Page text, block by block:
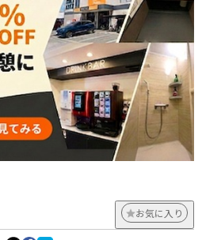
お気に入り